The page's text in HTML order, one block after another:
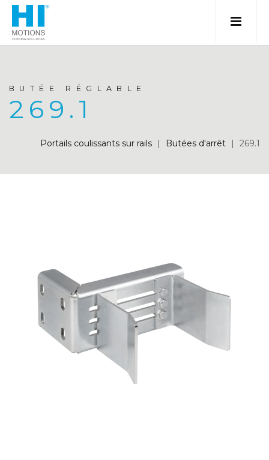
BUTÉE RÉGLABLE
269.1
Portails coulissants sur rails | Butées d'arrêt | 269.1